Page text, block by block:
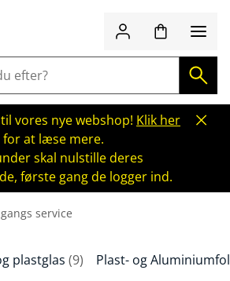
vores nye webshop! Klik her
for at læse mere.
skal nulstille deres
første gang de logger ind.
service
plastglas (9) Plast- og